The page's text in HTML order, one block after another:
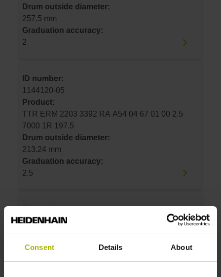
Consent Details About
Drum outside diameter:
257.5 mm
Graduation accuracy:
2
ID number:
1144120-05
Product:
TTR ERM 2203 3392 RA A54 04 67 01 00 2.5
7000 1R 197.5
Drum outside diameter:
213.24 mm
Graduation accuracy:
2.5
ID number:
1144120-06
Product:
TTR ERM 2203 2400 RA A07 04 67 01 00 3.5